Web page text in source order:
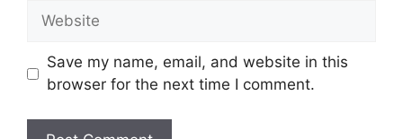
Website
Save my name, email, and website in this
browser for the next time I comment.